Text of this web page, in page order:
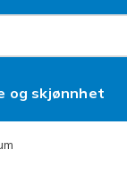
og skjønnhet